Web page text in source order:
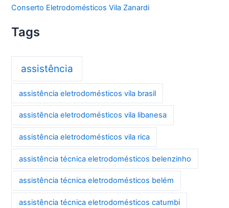
Conserto Eletrodomésticos Vila Zanardi
Tags
assistência
assistência eletrodomésticos vila brasil
assistência eletrodomésticos vila libanesa
assistência eletrodomésticos vila rica
assistência técnica eletrodomésticos belenzinho
assistência técnica eletrodomésticos belém
assistência técnica eletrodomésticos catumbi